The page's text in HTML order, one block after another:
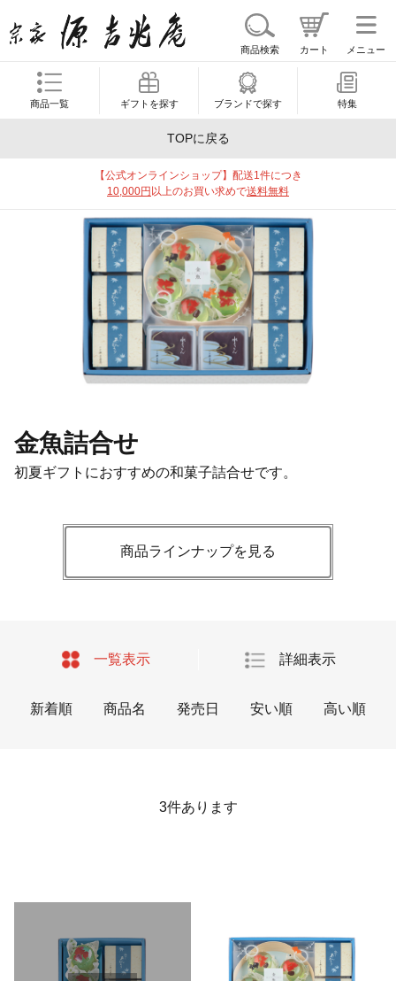
商品検索 カート メニュー
商品一覧 ギフトを探す ブランドで探す 特集
TOPに戻る
【公式オンラインショップ】配送1件につき
10,000円 以上のお買い求めで送料無料
金魚詰合せ
初夏ギフトにおすすめの和菓子詰合せです。
商品ラインナップを見る
一覧表示 詳細表示
新着順 商品名 発売日 安い順 高い順
3件あります